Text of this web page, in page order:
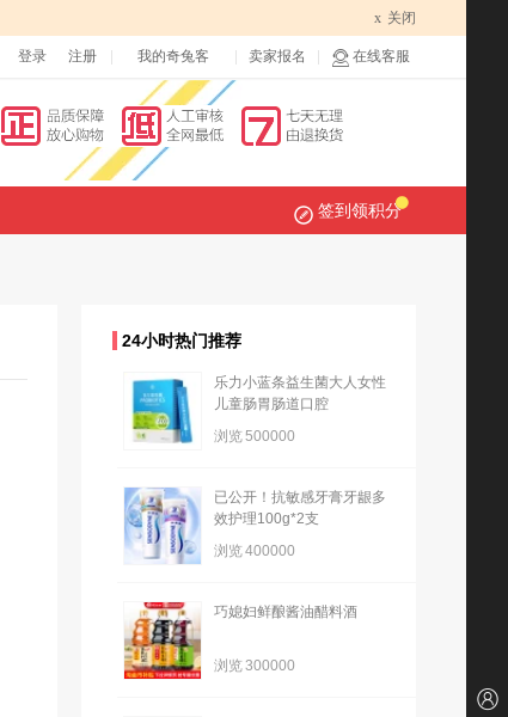
x 关闭
登录 注册 我的奇兔客 卖家报名 在线客服
签到领积分
24小时热门推荐
乐力小蓝条益生菌大人女性
儿童肠胃肠道口腔
浏览500000
已公开！抗敏感牙膏牙龈多
效护理100g*2支
浏览400000
巧媳妇鲜酿酱油醋料酒
浏览300000